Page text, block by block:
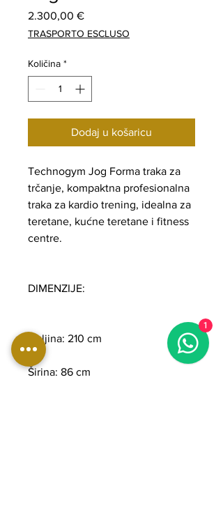
2.300,00 €Cijena
TRASPORTO ESCLUSO
Količina *
Dodaj u košaricu
Technogym Jog Forma traka za
trčanje, kompaktna profesionalna
traka za kardio trening, idealna za
teretane, kućne teretane i fitness
centre.
DIMENZIJE:
Duljina: 210 cm
Širina: 86 cm
1